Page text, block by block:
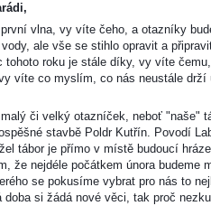
vlna, vy víte čeho, a otazníky
ale vše se stihlo opravit a
roku je stále díky, vy víte
víte co myslím, co nás neustále
či velký otazníček, neboť "naše"
stavbě Poldr Kutřín. Povodí
tábor je přímo v místě budoucí
že nejdéle počátkem února
se pokusíme vybrat pro nás to
doba si žádá nové věci, tak proč